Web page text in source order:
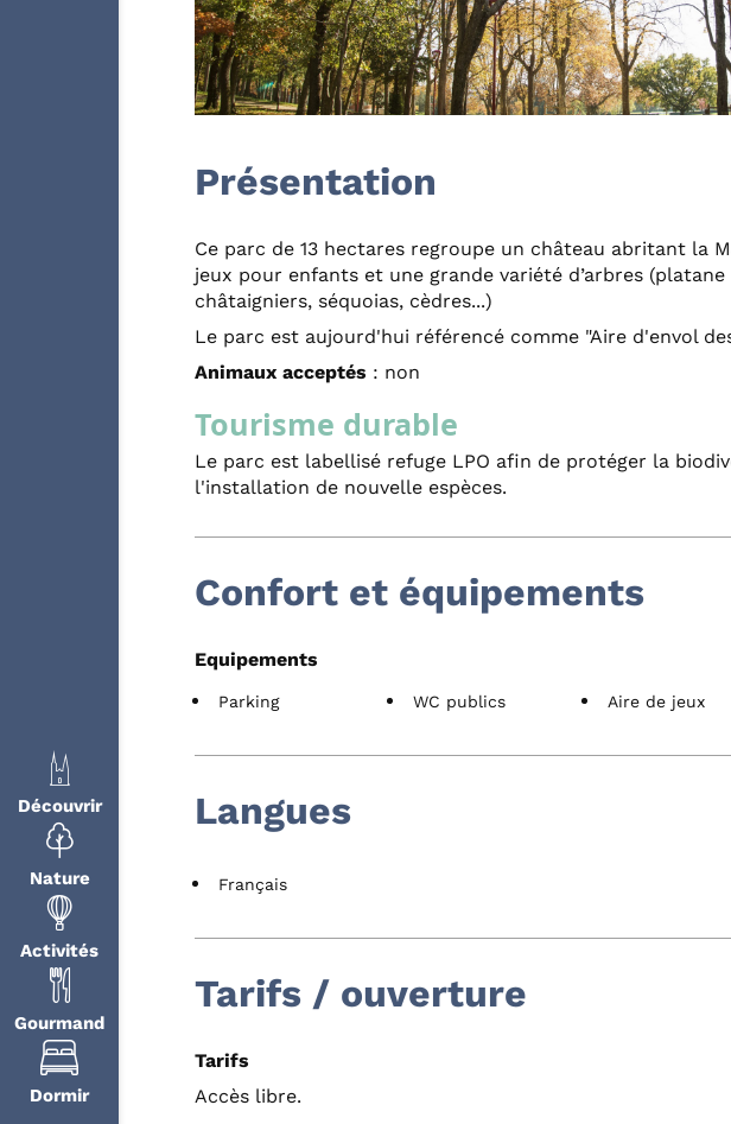
Découvrir
Nature
Activités
Gourmand
Dormir
Présentation
Ce parc de 13 hectares regroupe un château abritant la
jeux pour enfants et une grande variété d’arbres
châtaigniers, séquoias, cèdres...)
Le parc est aujourd'hui référencé comme "Aire d'envol
Animaux acceptés : non
Tourisme durable
Le parc est labellisé refuge LPO afin de protéger la
l'installation de nouvelle espèces.
Confort et équipements
Equipements
Parking WC publics Aire de jeux
Langues
Français
Tarifs / ouverture
Tarifs
Accès libre.